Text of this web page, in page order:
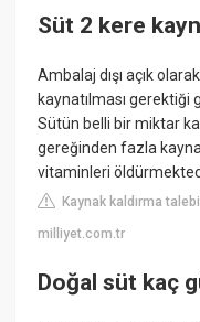
Süt 2 kere
Ambalaj dışı açık
kaynatılması gerektiği
Sütün belli bir miktar
gereğinden fazla
vitaminleri
Kaynak kaldırma talebi
milliyet.com.tr
Doğal süt kaç